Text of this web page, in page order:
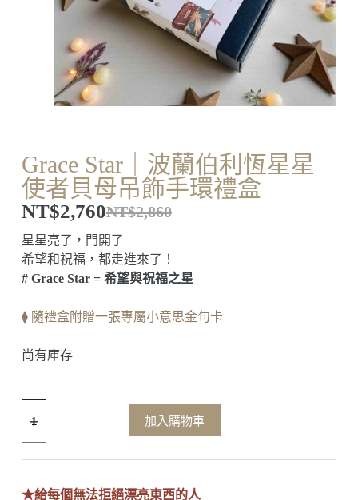
Grace Star｜波蘭伯利恆星星
使者貝母吊飾手環禮盒
NT$2,860
NT$2,760
星星亮了，門開了
希望和祝福，都走進來了！
# Grace Star = 希望與祝福之星
⧫ 隨禮盒附贈一張專屬小意思金句卡
尚有庫存
加入購物車
★給每個無法拒絕漂亮東西的人